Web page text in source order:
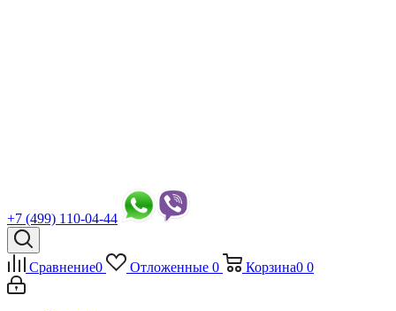
+7 (499) 110-04-44
Сравнение0 Отложенные 0 Корзина0 0